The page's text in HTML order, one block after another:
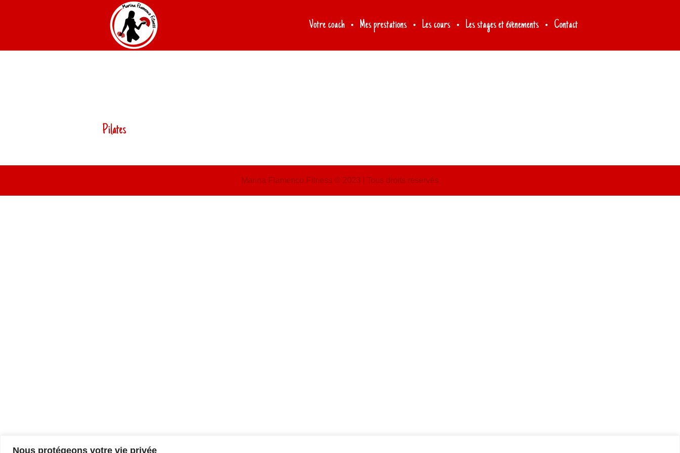
Nous protégeons votre vie privée
Votre coach Mes prestations Les cours Les stages et évènements Contact
Pilates
Marina Flamenco Fitness © 2023 | Tous droits réservés